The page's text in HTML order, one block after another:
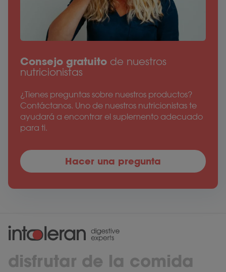
Consejo gratuito de nuestros
nutricionistas
¿Tienes preguntas sobre nuestros productos?
Contáctanos. Uno de nuestros nutricionistas te
ayudará a encontrar el suplemento adecuado
para ti.
Hacer una pregunta
disfrutar de la comida